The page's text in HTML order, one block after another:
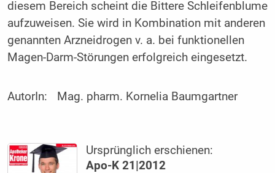
diesem Bereich scheint die Bittere Schleifenblume
aufzuweisen. Sie wird in Kombination mit anderen
genannten Arzneidrogen v. a. bei funktionellen
Magen-Darm-Störungen erfolgreich eingesetzt.
AutorIn: Mag. pharm. Kornelia Baumgartner
Ursprünglich erschienen:
Apo-K 21|2012